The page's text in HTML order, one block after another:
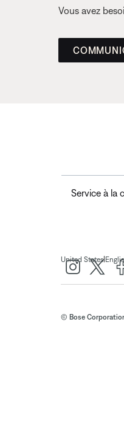
Vous avez
Service à la
United States|
© Bose